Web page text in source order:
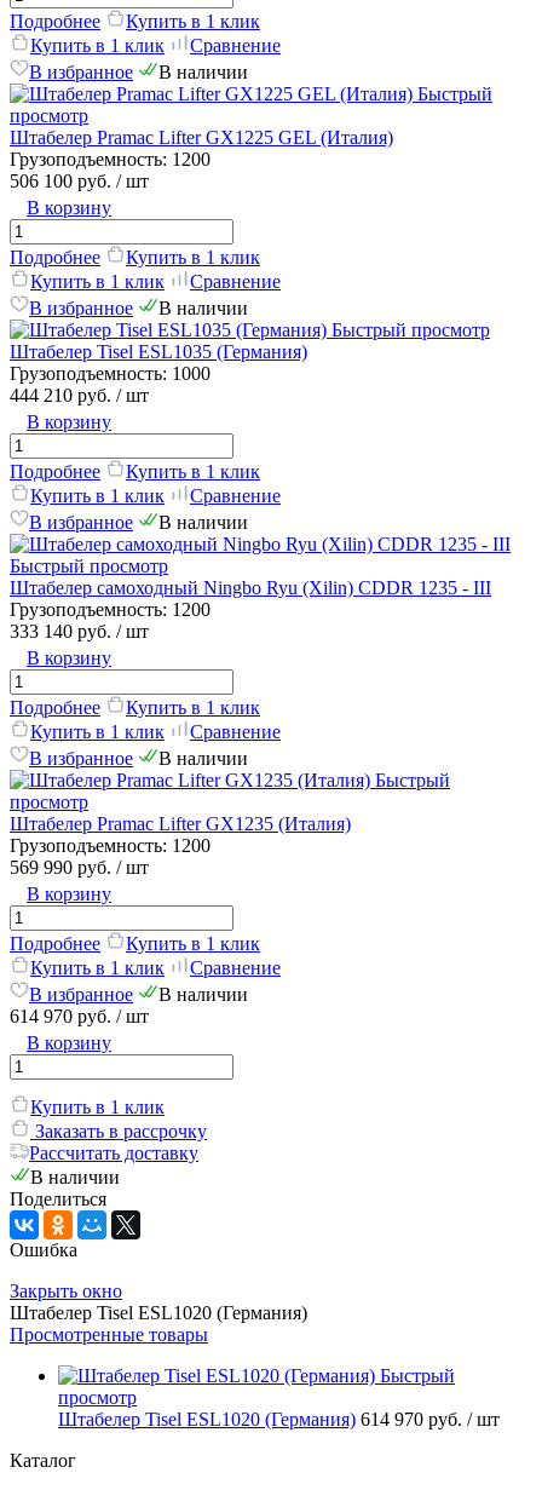
Подробнее
Купить в 1 клик
Купить в 1 клик
Сравнение
В избранное
В наличии
Быстрый
просмотр
Штабелер Pramac Lifter GX1225 GEL (Италия)
Грузоподъемность: 1200
506 100 руб. / шт
В корзину
Подробнее
Купить в 1 клик
Купить в 1 клик
Сравнение
В избранное
В наличии
Быстрый просмотр
Штабелер Tisel ESL1035 (Германия)
Грузоподъемность: 1000
444 210 руб. / шт
В корзину
Подробнее
Купить в 1 клик
Купить в 1 клик
Сравнение
В избранное
В наличии
Быстрый просмотр
Штабелер самоходный Ningbo Ryu (Xilin) CDDR 1235 - III
Грузоподъемность: 1200
333 140 руб. / шт
В корзину
Подробнее
Купить в 1 клик
Купить в 1 клик
Сравнение
В избранное
В наличии
Быстрый
просмотр
Штабелер Pramac Lifter GX1235 (Италия)
Грузоподъемность: 1200
569 990 руб. / шт
В корзину
Подробнее
Купить в 1 клик
Купить в 1 клик
Сравнение
В избранное
В наличии
614 970 руб. / шт
В корзину
Купить в 1 клик
Заказать в рассрочку
Рассчитать доставку
В наличии
Поделиться
Ошибка
Закрыть окно
Штабелер Tisel ESL1020 (Германия)
Просмотренные товары
Быстрый
просмотр
Штабелер Tisel ESL1020 (Германия) 614 970 руб. / шт
Каталог